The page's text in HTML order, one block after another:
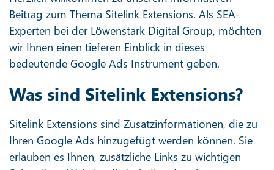
Beitrag zum Thema Sitelink Extensions. Als SEA-
Experten bei der Löwenstark Digital Group, möchten
wir Ihnen einen tieferen Einblick in dieses
bedeutende Google Ads Instrument geben.
Was sind Sitelink Extensions?
Sitelink Extensions sind Zusatzinformationen, die zu
Ihren Google Ads hinzugefügt werden können. Sie
erlauben es Ihnen, zusätzliche Links zu wichtigen